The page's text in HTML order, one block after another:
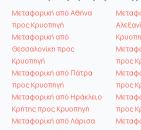
Μεταφορική από Αθήνα
προς Κρυοπηγή
Μεταφορική από
Θεσσαλονίκη προς
Κρυοπηγή
Μεταφορική από Πάτρα
προς Κρυοπηγή
Μεταφορική από Ηράκλειο
Κρήτης προς Κρυοπηγή
Μεταφορική από Λάρισα
προς
προς
προς